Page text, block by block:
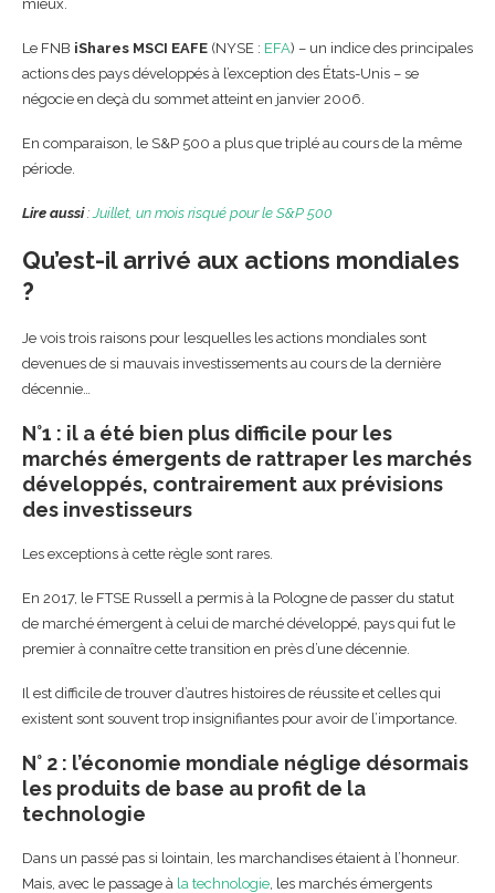
mieux.
Le FNB iShares MSCI EAFE (NYSE : EFA) – un indice des principales
actions des pays développés à l’exception des États-Unis – se
négocie en deçà du sommet atteint en janvier 2006.
En comparaison, le S&P 500 a plus que triplé au cours de la même
période.
Lire aussi: Juillet, un mois risqué pour le S&P 500
Qu’est-il arrivé aux actions mondiales
?
Je vois trois raisons pour lesquelles les actions mondiales sont
devenues de si mauvais investissements au cours de la dernière
décennie…
N°1 : il a été bien plus difficile pour les
marchés émergents de rattraper les marchés
développés, contrairement aux prévisions
des investisseurs
Les exceptions à cette règle sont rares.
En 2017, le FTSE Russell a permis à la Pologne de passer du statut
de marché émergent à celui de marché développé, pays qui fut le
premier à connaître cette transition en près d’une décennie.
Il est difficile de trouver d’autres histoires de réussite et celles qui
existent sont souvent trop insignifiantes pour avoir de l’importance.
N° 2 : l’économie mondiale néglige désormais
les produits de base au profit de la
technologie
Dans un passé pas si lointain, les marchandises étaient à l’honneur.
Mais, avec le passage à la technologie , les marchés émergents